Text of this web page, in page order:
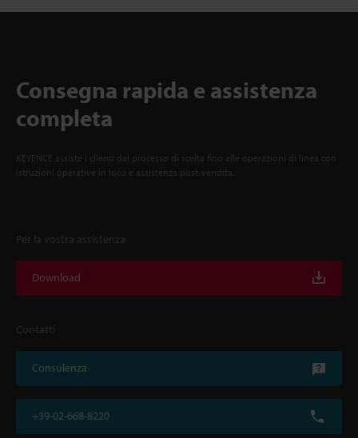
Consegna rapida e assistenza
completa
KEYENCE assiste i clienti dal processo di scelta fino alle operazioni di linea con
istruzioni operative in loco e assistenza post-vendita.
Per la vostra assistenza
Download
Contatti
Consulenza
+39-02-668-8220